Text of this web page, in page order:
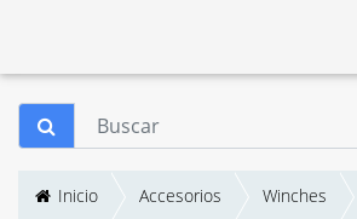
Inicio Accesorios Winches